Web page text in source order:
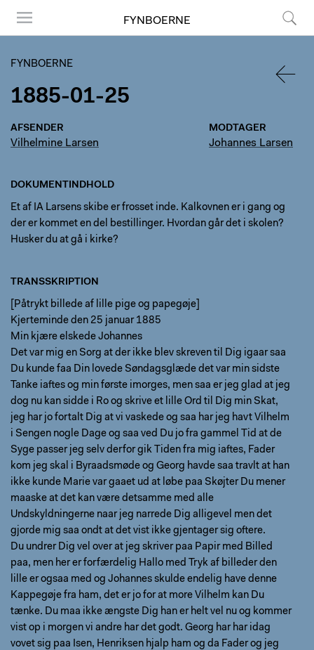
FYNBOERNE
FYNBOERNE
1885-01-25
AFSENDER
Vilhelmine Larsen
MODTAGER
Johannes Larsen
DOKUMENTINDHOLD
Et af IA Larsens skibe er frosset inde. Kalkovnen er i gang og
der er kommet en del bestillinger. Hvordan går det i skolen?
Husker du at gå i kirke?
TRANSSKRIPTION
[Påtrykt billede af lille pige og papegøje]
Kjerteminde den 25 januar 1885
Min kjære elskede Johannes
Det var mig en Sorg at der ikke blev skreven til Dig igaar saa
Du kunde faa Din lovede Søndagsglæde det var min sidste
Tanke iaftes og min første imorges, men saa er jeg glad at jeg
dog nu kan sidde i Ro og skrive et lille Ord til Dig min Skat,
jeg har jo fortalt Dig at vi vaskede og saa har jeg havt Vilhelm
i Sengen nogle Dage og saa ved Du jo fra gammel Tid at de
Syge passer jeg selv derfor gik Tiden fra mig iaftes, Fader
kom jeg skal i Byraadsmøde og Georg havde saa travlt at han
ikke kunde Marie var gaaet ud at løbe paa Skøjter Du mener
maaske at det kan være detsamme med alle
Undskyldningerne naar jeg narrede Dig alligevel men det
gjorde mig saa ondt at det vist ikke gjentager sig oftere.
Du undrer Dig vel over at jeg skriver paa Papir med Billed
paa, men her er forfærdelig Hallo med Tryk af billeder den
lille er ogsaa med og Johannes skulde endelig have denne
Kappegøje fra ham, det er jo for at more Vilhelm kan Du
tænke. Du maa ikke ængste Dig han er helt vel nu og kommer
vist op i morgen vi andre har det godt. Georg har har idag
vovet sig paa Isen, Henriksen hjalp ham og da Fader og jeg